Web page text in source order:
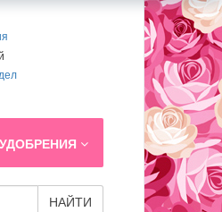
УДОБРЕНИЯ
НАЙТИ